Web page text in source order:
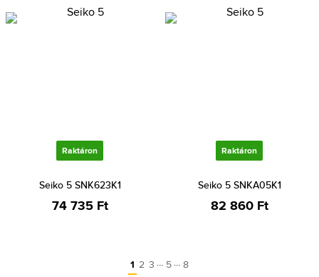
Raktáron
Seiko 5 SNK623K1
74 735 Ft
Raktáron
Seiko 5 SNKA05K1
82 860 Ft
1 2 3 … 5 … 8